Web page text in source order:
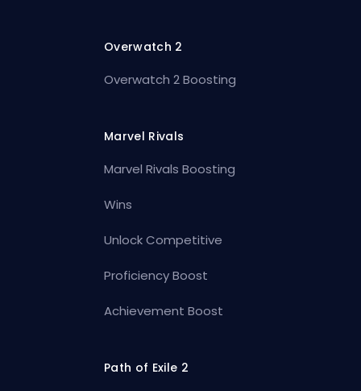
Overwatch 2
Overwatch 2 Boosting
Marvel Rivals
Marvel Rivals Boosting
Wins
Unlock Competitive
Proficiency Boost
Achievement Boost
Path of Exile 2